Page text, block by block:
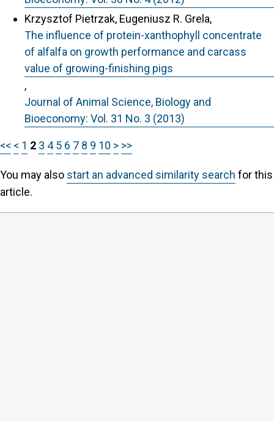
Krzysztof Pietrzak, Eugeniusz R. Grela,
The influence of protein-xanthophyll concentrate
of alfalfa on growth performance and carcass
value of growing-finishing pigs
,
Journal of Animal Science, Biology and
Bioeconomy: Vol. 31 No. 3 (2013)
<< < 1 2 3 4 5 6 7 8 9 10 > >>
You may also start an advanced similarity search for this
article.